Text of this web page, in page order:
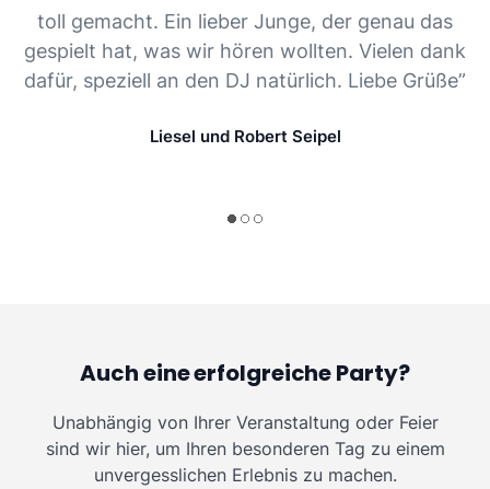
toll gemacht. Ein lieber Junge, der genau das
gespielt hat, was wir hören wollten. Vielen dank
dafür, speziell an den DJ natürlich. Liebe Grüße”
Liesel und Robert Seipel
Auch eine erfolgreiche Party?
Unabhängig von Ihrer Veranstaltung oder Feier
sind wir hier, um Ihren besonderen Tag zu einem
unvergesslichen Erlebnis zu machen.